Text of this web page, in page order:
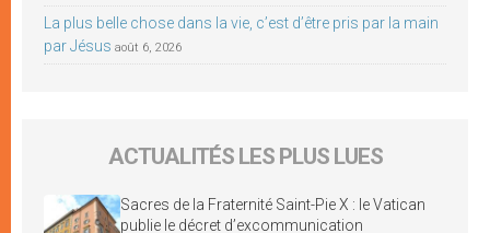
La plus belle chose dans la vie, c’est d’être pris par la main
par Jésus août 6, 2026
ACTUALITÉS LES PLUS LUES
Sacres de la Fraternité Saint-Pie X : le Vatican
publie le décret d’excommunication